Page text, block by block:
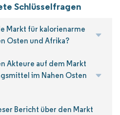
Schlüsselfragen
Markt für kalorienarme
Osten und Afrika?
Akteure auf dem Markt
im Nahen Osten
Bericht über den Markt